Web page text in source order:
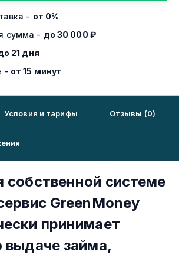
- от 0%
сумма - до 30 000 ₽
21 дня
- от 15 минут
Условия и тарифы Отзывы (0)
собственной системе
GreenMoney
принимает
выдаче займа,